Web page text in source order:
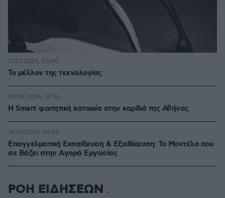
Το μέλλον της τεχνολογίας
27.07.2026, 06:00
Η Smart φοιτητική κατοικία στην καρδιά της Αθήνας
03.08.2026, 10:56
Επαγγελματική Εκπαίδευση & Εξειδίκευση: Το Mοντέλο που
σε Bάζει στην Aγορά Eργασίας
26.07.2026, 09:54
ΡΟΗ ΕΙΔΗΣΕΩΝ